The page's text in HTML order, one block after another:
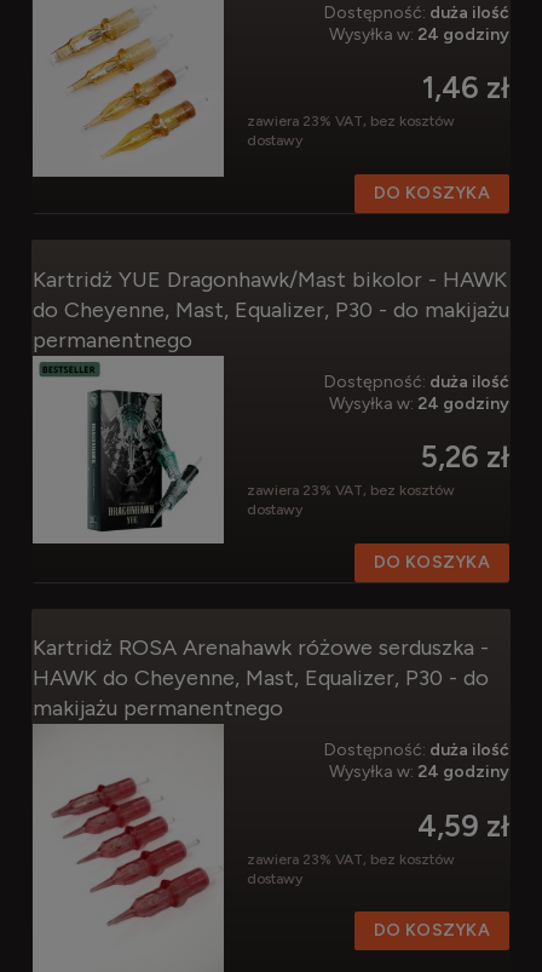
Dostępność: duża ilość
Wysyłka w: 24 godziny
1,46 zł
zawiera 23% VAT, bez kosztów
dostawy
DO KOSZYKA
Kartridż YUE Dragonhawk/Mast bikolor - HAWK
do Cheyenne, Mast, Equalizer, P30 - do makijażu
permanentnego
Dostępność: duża ilość
Wysyłka w: 24 godziny
5,26 zł
zawiera 23% VAT, bez kosztów
dostawy
DO KOSZYKA
Kartridż ROSA Arenahawk różowe serduszka -
HAWK do Cheyenne, Mast, Equalizer, P30 - do
makijażu permanentnego
Dostępność: duża ilość
Wysyłka w: 24 godziny
4,59 zł
zawiera 23% VAT, bez kosztów
dostawy
DO KOSZYKA